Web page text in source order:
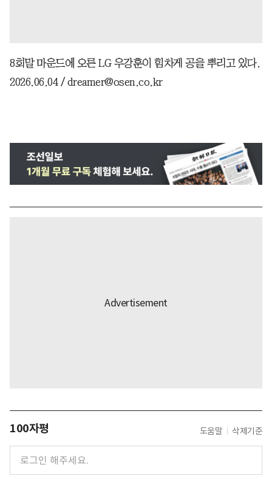
8회말 마운드에 오른 LG 우강훈이 힘차게 공을 뿌리고 있다.
2026.06.04 / dreamer@osen.co.kr
100자평 도움말 삭제기준